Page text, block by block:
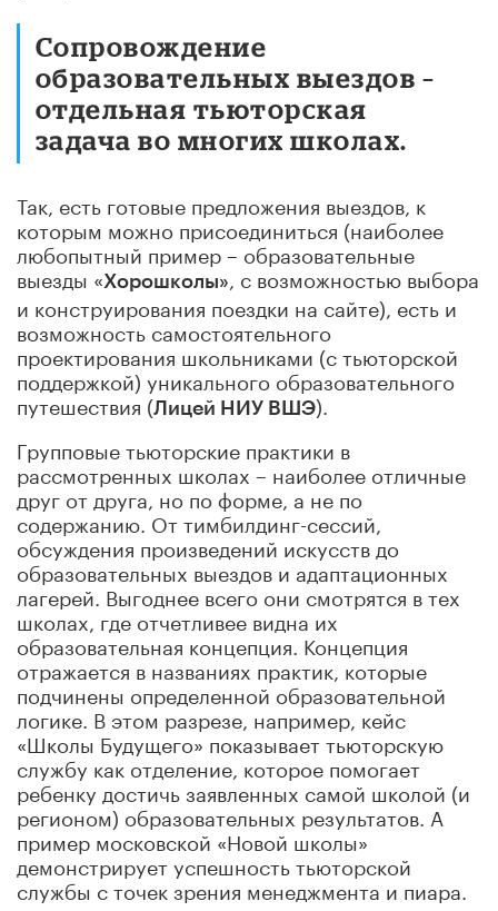
Сопровождение
образовательных выездов –
отдельная тьюторская
задача во многих школах.
Так, есть готовые предложения выездов, к
которым можно присоединиться (наиболее
любопытный пример – образовательные
выезды «Хорошколы»
, с возможностью выбора
и конструирования поездки на сайте), есть и
возможность самостоятельного
проектирования школьниками (с тьюторской
поддержкой) уникального образовательного
путешествия (Лицей НИУ ВШЭ).
Групповые тьюторские практики в
рассмотренных школах – наиболее отличные
друг от друга, но по форме, а не по
содержанию. От тимбилдинг-сессий,
обсуждения произведений искусств до
образовательных выездов и адаптационных
лагерей. Выгоднее всего они смотрятся в тех
школах, где отчетливее видна их
образовательная концепция. Концепция
отражается в названиях практик, которые
подчинены определенной образовательной
логике. В этом разрезе, например, кейс
«Школы Будущего» показывает тьюторскую
службу как отделение, которое помогает
ребенку достичь заявленных самой школой (и
регионом) образовательных результатов. А
пример московской «Новой школы»
демонстрирует успешность тьюторской
службы с точек зрения менеджмента и пиара.